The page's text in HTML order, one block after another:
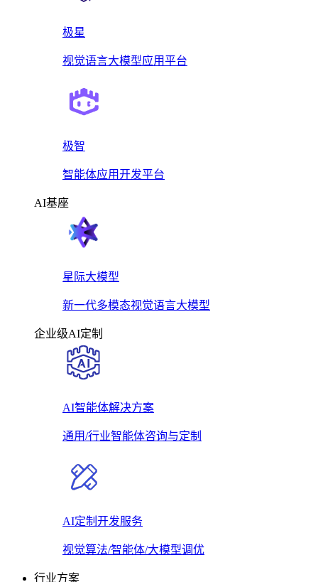
极星
视觉语言大模型应用平台
极智
智能体应用开发平台
AI基座
星际大模型
新一代多模态视觉语言大模型
企业级AI定制
AI智能体解决方案
通用/行业智能体咨询与定制
AI定制开发服务
视觉算法/智能体/大模型调优
行业方案